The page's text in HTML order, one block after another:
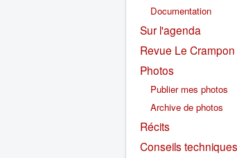
Documentation
Sur l'agenda
Revue Le Crampon
Photos
Publier mes photos
Archive de photos
Récits
Conseils techniques